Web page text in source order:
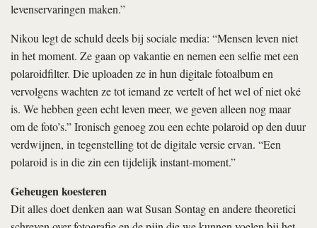
levenservaringen maken.”
Nikou legt de schuld deels bij sociale media: “Mensen leven niet
in het moment. Ze gaan op vakantie en nemen een selfie met een
polaroidfilter. Die uploaden ze in hun digitale fotoalbum en
vervolgens wachten ze tot iemand ze vertelt of het wel of niet oké
is. We hebben geen echt leven meer, we geven alleen nog maar
om de foto’s.” Ironisch genoeg zou een echte polaroid op den duur
verdwijnen, in tegenstelling tot de digitale versie ervan. “Een
polaroid is in die zin een tijdelijk instant-moment.”
Geheugen koesteren
Dit alles doet denken aan wat Susan Sontag en andere theoretici